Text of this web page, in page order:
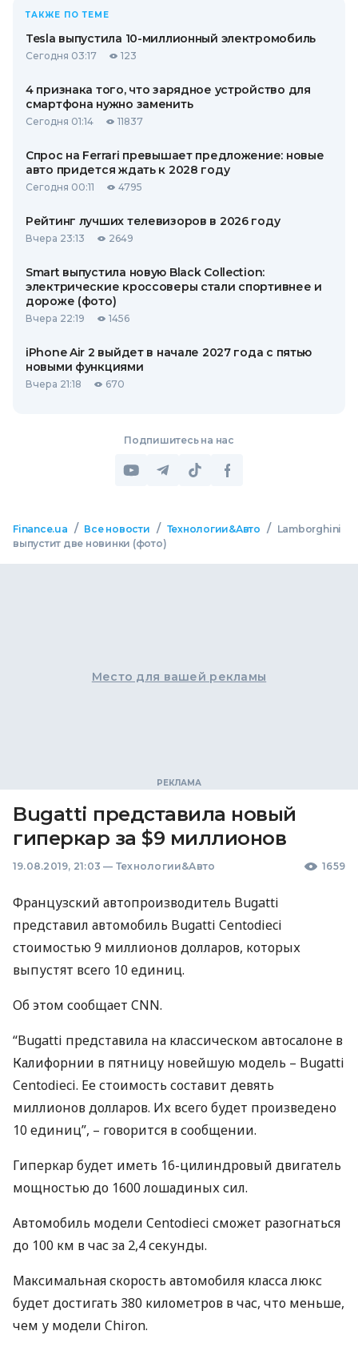
ТАКЖЕ ПО ТЕМЕ
Tesla выпустила 10-миллионный электромобиль
Сегодня 03:17 123
4 признака того, что зарядное устройство для
смартфона нужно заменить
Сегодня 01:14 11837
Спрос на Ferrari превышает предложение: новые
авто придется ждать к 2028 году
Сегодня 00:11 4795
Рейтинг лучших телевизоров в 2026 году
Вчера 23:13 2649
Smart выпустила новую Black Collection:
электрические кроссоверы стали спортивнее и
дороже (фото)
Вчера 22:19 1456
iPhone Air 2 выйдет в начале 2027 года с пятью
новыми функциями
Вчера 21:18 670
Подпишитесь на нас
Finance.ua / Все новости / Технологии&Авто /
Lamborghini
выпустит две новинки (фото)
Место для вашей рекламы
Bugatti представила новый
гиперкар за $9 миллионов
19.08.2019, 21:03 — Технологии&Авто 1659
Французский автопроизводитель Bugatti
представил автомобиль Bugatti Centodieci
стоимостью 9 миллионов долларов, которых
выпустят всего 10 единиц.
Об этом сообщает CNN.
“Bugatti представила на классическом автосалоне в
Калифорнии в пятницу новейшую модель – Bugatti
Centodieci. Ее стоимость составит девять
миллионов долларов. Их всего будет произведено
10 единиц”, – говорится в сообщении.
Гиперкар будет иметь 16-цилиндровый двигатель
мощностью до 1600 лошадиных сил.
Автомобиль модели Centodieci сможет разогнаться
до 100 км в час за 2,4 секунды.
Максимальная скорость автомобиля класса люкс
будет достигать 380 километров в час, что меньше,
чем у модели Chiron.